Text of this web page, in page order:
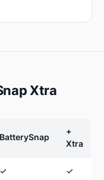
Xtra
BatterySnap
+
Xtra
✓ ✓